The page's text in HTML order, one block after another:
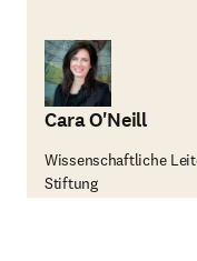
Cara O'Neill
Wissenschaftliche
Stiftung